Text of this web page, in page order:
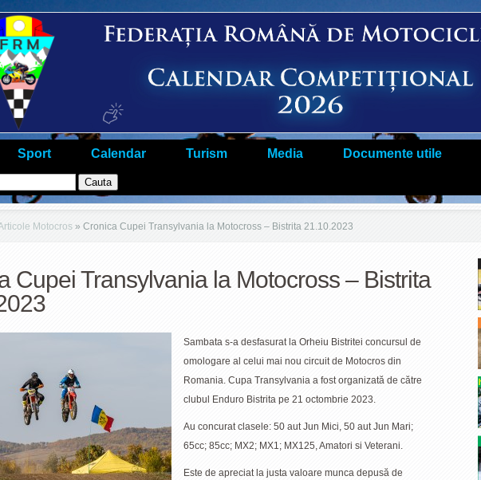
Sport Calendar Turism Media Documente utile
Motocros » Cronica Cupei Transylvania la Motocross – Bistrita 21.10.2023
Cupei Transylvania la Motocross – Bistrita
Sambata s-a desfasurat la Orheiu Bistritei concursul de
omologare al celui mai nou circuit de Motocros din
Romania. Cupa Transylvania a fost organizată de către
clubul Enduro Bistrita pe 21 octombrie 2023.
Au concurat clasele: 50 aut Jun Mici, 50 aut Jun Mari;
65cc; 85cc; MX2; MX1; MX125, Amatori si Veterani.
Este de apreciat la justa valoare munca depusă de